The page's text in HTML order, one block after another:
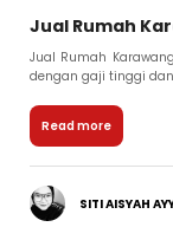
Jual Rumah
Jual Rumah
dengan gaji tinggi
Read more
SITI AISYAH